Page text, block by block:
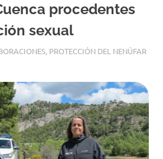
procedentes
sexual
, PROTECCIÓN DEL NENÚFAR